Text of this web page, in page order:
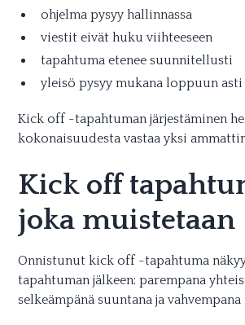
ohjelma pysyy hallinnassa
viestit eivät huku viihteeseen
tapahtuma etenee suunnitellusti
yleisö pysyy mukana loppuun asti
Kick off -tapahtuman järjestäminen
kokonaisuudesta vastaa yksi
Kick off
joka muistetaan
Onnistunut kick off -tapahtuma
tapahtuman jälkeen: parempana
selkeämpänä suuntana ja